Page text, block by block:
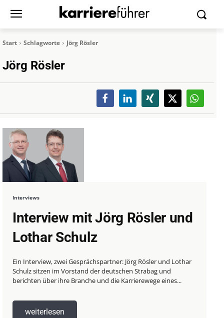
Start Schlagworte Jörg Rösler
Jörg Rösler
Interviews
Interview mit Jörg Rösler und
Lothar Schulz
Ein Interview, zwei Gesprächspartner: Jörg Rösler und Lothar
Schulz sitzen im Vorstand der deutschen Strabag und
berichten über ihre Branche und die Karrierewege eines...
weiterlesen